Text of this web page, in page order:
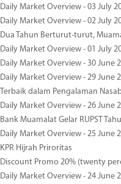
Daily Market Overview - 03 July
Daily Market Overview - 02 July
Dua Tahun Berturut-turut,
Daily Market Overview - 01 July
Daily Market Overview - 30 June
Daily Market Overview - 29 June
Terbaik dalam Pengalaman
Daily Market Overview - 26 June
Bank Muamalat Gelar RUPST
Daily Market Overview - 25 June
KPR Hijrah Priroritas
Discount Promo 20% (twenty
Daily Market Overview - 24 June